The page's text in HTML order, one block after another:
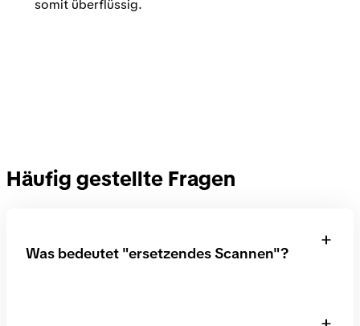
somit überflüssig.
Häufig gestellte Fragen
Was bedeutet "ersetzendes Scannen"?